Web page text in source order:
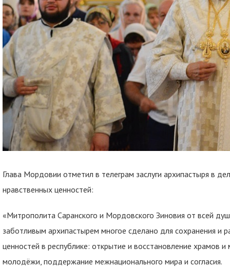
Глава Мордовии отметил в телеграм заслуги архипастыря в
нравственных ценностей:
«Митрополита Саранского и Мордовского Зиновия от всей
заботливым архипастырем многое сделано для сохранения и
ценностей в республике: открытие и восстановление храмов
молодёжи, поддержание межнационального мира и согласия.